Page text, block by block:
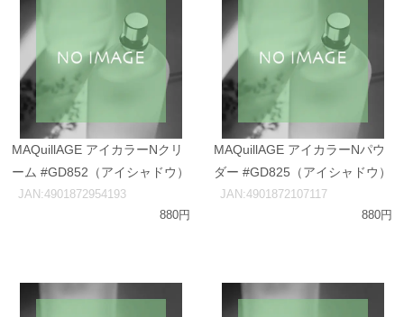
MAQuillAGE アイカラーNクリ
ーム #GD852（アイシャドウ）
JAN:4901872954193
880円
MAQuillAGE アイカラーNパウ
ダー #GD825（アイシャドウ）
JAN:4901872107117
880円